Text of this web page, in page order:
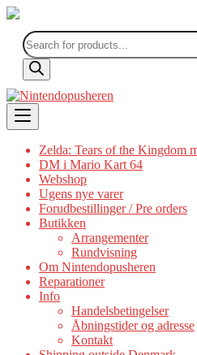
Products
search
Skip
to
content
Zelda: Tears of the Kingdom
DM i Mario Kart 64
Webshop
Ugens nye varer
Forudbestillinger / Pre orders
Butikken
Arrangementer
Rundvisning
Om Nintendopusheren
Reparationer
Info
Handelsbetingelser
Åbningstider og adresse
Kontakt